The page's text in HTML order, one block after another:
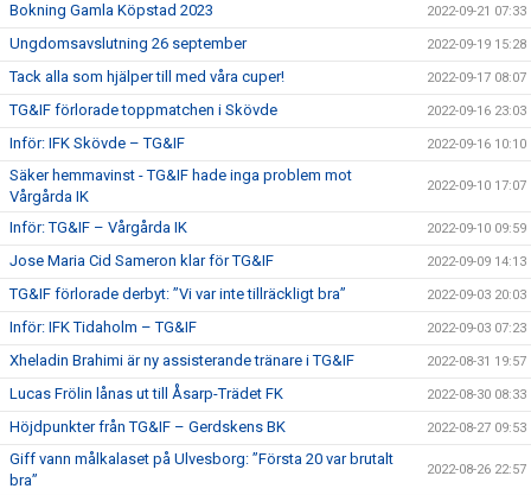
Bokning Gamla Köpstad 2023 2022-09-21 07:33
Ungdomsavslutning 26 september 2022-09-19 15:28
Tack alla som hjälper till med våra cuper! 2022-09-17 08:07
TG&IF förlorade toppmatchen i Skövde 2022-09-16 23:03
Inför: IFK Skövde – TG&IF 2022-09-16 10:10
Säker hemmavinst - TG&IF hade inga problem mot
Vårgårda IK
2022-09-10 17:07
Inför: TG&IF – Vårgårda IK 2022-09-10 09:59
Jose Maria Cid Sameron klar för TG&IF 2022-09-09 14:13
TG&IF förlorade derbyt: ”Vi var inte tillräckligt bra” 2022-09-03 20:03
Inför: IFK Tidaholm – TG&IF 2022-09-03 07:23
Xheladin Brahimi är ny assisterande tränare i TG&IF 2022-08-31 19:57
Lucas Frölin lånas ut till Åsarp-Trädet FK 2022-08-30 08:33
Höjdpunkter från TG&IF – Gerdskens BK 2022-08-27 09:53
Giff vann målkalaset på Ulvesborg: ”Första 20 var brutalt
bra”
2022-08-26 22:57